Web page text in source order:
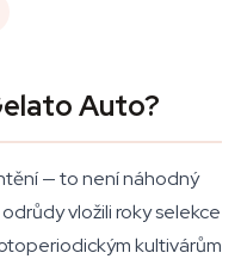
Auto?
— to není náhodný
vložili roky selekce
kultivárům